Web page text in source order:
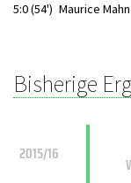
5:0 (54') Maurice Mahn
Bisherige
2015/16